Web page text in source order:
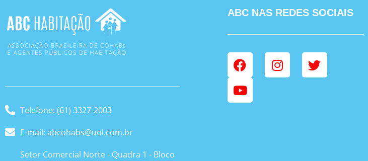
Telefone: (61) 3327-2003
E-mail: abcohabs@uol.com.br
Setor Comercial Norte - Quadra 1 - Bloco
ABC NAS REDES SOCIAIS